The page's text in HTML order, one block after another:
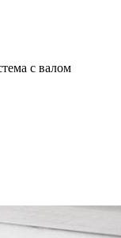
с валом